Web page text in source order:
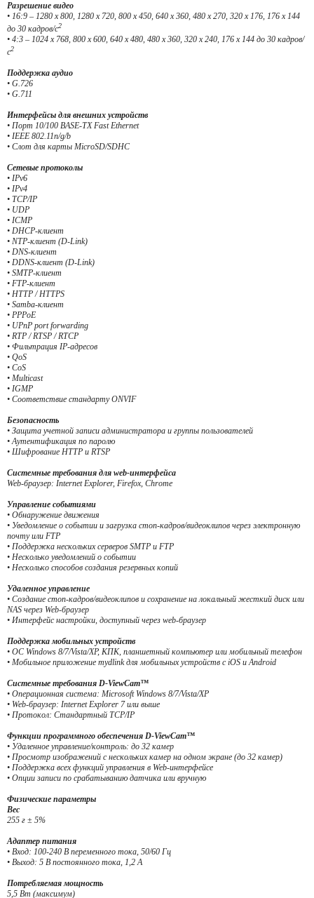
Разрешение видео
• 16:9 – 1280 x 800, 1280 x 720, 800 x 450, 640 x 360, 480 x 270, 320 x 176, 176 x 144
до 30 кадров/с2
• 4:3 – 1024 x 768, 800 x 600, 640 x 480, 480 x 360, 320 x 240, 176 x 144 до 30 кадров/
с2
Поддержка аудио
• G.726
• G.711
Интерфейсы для внешних устройств
• Порт 10/100 BASE-TX Fast Ethernet
• IEEE 802.11n/g/b
• Слот для карты MicroSD/SDHC
Сетевые протоколы
• IPv6
• IPv4
• TCP/IP
• UDP
• ICMP
• DHCP-клиент
• NTP-клиент (D-Link)
• DNS-клиент
• DDNS-клиент (D-Link)
• SMTP-клиент
• FTP-клиент
• HTTP / HTTPS
• Samba-клиент
• PPPoE
• UPnP port forwarding
• RTP / RTSP / RTCP
• Фильтрация IP-адресов
• QoS
• CoS
• Multicast
• IGMP
• Соответствие стандарту ONVIF
Безопасность
• Защита учетной записи администратора и группы пользователей
• Аутентификация по паролю
• Шифрование HTTP и RTSP
Системные требования для web-интерфейса
Web-браузер: Internet Explorer, Firefox, Chrome
Управление событиями
• Обнаружение движения
• Уведомление о событии и загрузка стоп-кадров/видеоклипов через электронную
почту или FTP
• Поддержка нескольких серверов SMTP и FTP
• Несколько уведомлений о событии
• Несколько способов создания резервных копий
Удаленное управление
• Создание стоп-кадров/видеоклипов и сохранение на локальный жесткий диск или
NAS через Web-браузер
• Интерфейс настройки, доступный через web-браузер
Поддержка мобильных устройств
• ОС Windows 8/7/Vista/XP, КПК, планшетный компьютер или мобильный телефон
• Мобильное приложение mydlink для мобильных устройств с iOS и Android
Системные требования D-ViewCam™
• Операционная система: Microsoft Windows 8/7/Vista/XP
• Web-браузер: Internet Explorer 7 или выше
• Протокол: Стандартный TCP/IP
Функции программного обеспечения D-ViewCam™
• Удаленное управление/контроль: до 32 камер
• Просмотр изображений с нескольких камер на одном экране (до 32 камер)
• Поддержка всех функций управления в Web-интерфейсе
• Опции записи по срабатыванию датчика или вручную
Физические параметры
Вес
255 г ± 5%
Адаптер питания
• Вход: 100-240 В переменного тока, 50/60 Гц
• Выход: 5 В постоянного тока, 1,2 А
Потребляемая мощность
5,5 Вт (максимум)